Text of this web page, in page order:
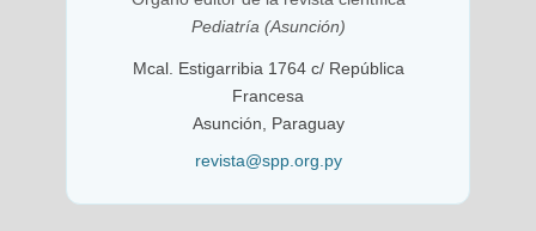
Pediatría (Asunción)
Mcal. Estigarribia 1764 c/ República
Francesa
Asunción, Paraguay
revista@spp.org.py